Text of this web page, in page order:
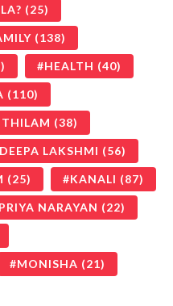
(25)
(138)
HEALTH (40)
(110)
(38)
LAKSHMI (56)
(25) KANALI (87)
NARAYAN (22)
MONISHA (21)